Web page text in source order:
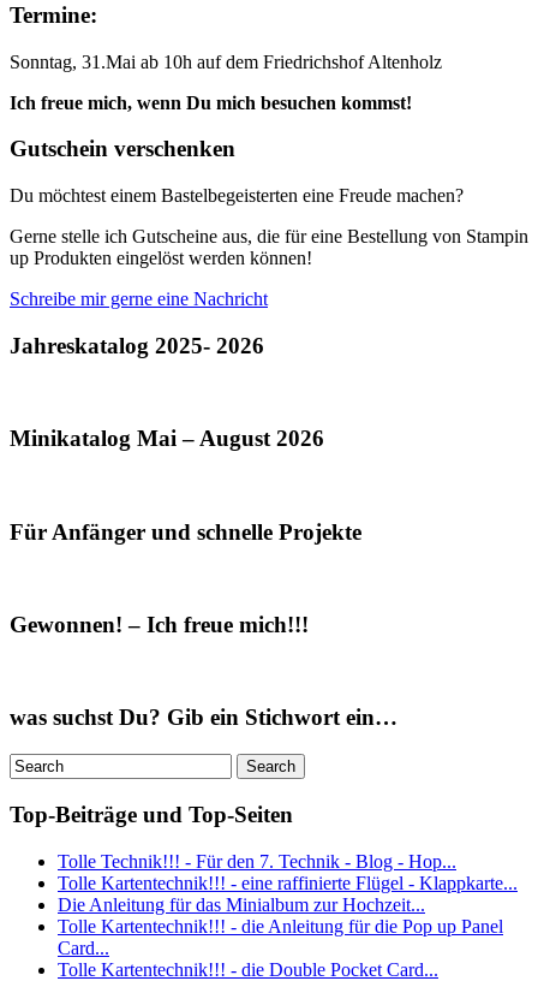
Termine:
Sonntag, 31.Mai ab 10h auf dem Friedrichshof Altenholz
Ich freue mich, wenn Du mich besuchen kommst!
Gutschein verschenken
Du möchtest einem Bastelbegeisterten eine Freude machen?
Gerne stelle ich Gutscheine aus, die für eine Bestellung von Stampin
up Produkten eingelöst werden können!
Schreibe mir gerne eine Nachricht
Jahreskatalog 2025- 2026
Minikatalog Mai – August 2026
Für Anfänger und schnelle Projekte
Gewonnen! – Ich freue mich!!!
was suchst Du? Gib ein Stichwort ein…
Top-Beiträge und Top-Seiten
Tolle Technik!!! - Für den 7. Technik - Blog - Hop...
Tolle Kartentechnik!!! - eine raffinierte Flügel - Klappkarte...
Die Anleitung für das Minialbum zur Hochzeit...
Tolle Kartentechnik!!! - die Anleitung für die Pop up Panel
Card...
Tolle Kartentechnik!!! - die Double Pocket Card...